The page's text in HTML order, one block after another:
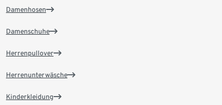
Damenhosen
Damenschuhe
Herrenpullover
Herrenunterwäsche
Kinderkleidung